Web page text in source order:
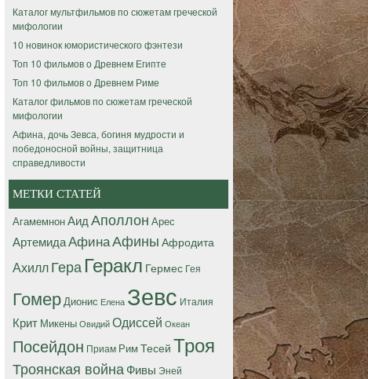
Каталог мультфильмов по сюжетам греческой
мифологии
10 новинок юмористического фэнтези
Топ 10 фильмов о Древнем Египте
Топ 10 фильмов о Древнем Риме
Каталог фильмов по сюжетам греческой
мифологии
Афина, дочь Зевса, богиня мудрости и
победоносной войны, защитница
справедливости
МЕТКИ СТАТЕЙ
АгамемнонАидАполлон Арес
АртемидаАфинаАфины Афродита
АхиллГера Геракл Гермес Гея
ГомерДионис Елена Зевс Италия
Крит Микены Овидий Одиссей Океан
Посейдон Приам Рим Тесей Троя
Троянская войнаФивы Эней